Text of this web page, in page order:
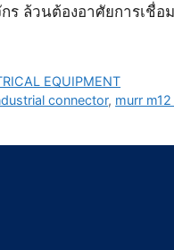
กร ล้วนต้องอาศัยการเ
EQUIPMENT
connector, murr